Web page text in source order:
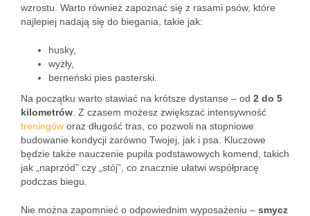
wzrostu. Warto również zapoznać się z rasami psów, które
najlepiej nadają się do biegania, takie jak:
husky,
wyżły,
berneński pies pasterski.
Na początku warto stawiać na krótsze dystanse – od 2 do 5
kilometrów . Z czasem możesz zwiększać intensywność
treningów oraz długość tras, co pozwoli na stopniowe
budowanie kondycji zarówno Twojej, jak i psa. Kluczowe
będzie także nauczenie pupila podstawowych komend, takich
jak „naprzód” czy „stój”, co znacznie ułatwi współpracę
podczas biegu.
Nie można zapomnieć o odpowiednim wyposażeniu – smycz